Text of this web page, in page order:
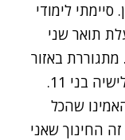
סיימתי לימודי
תואר שני
באזור
מודיעין, אמא לשישה ילדים, מתוכם שלישיה בני 11.
שהכל
החינוך שאני